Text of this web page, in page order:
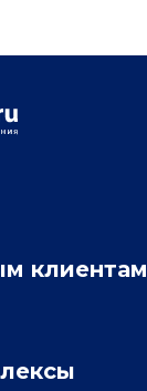
клиентам